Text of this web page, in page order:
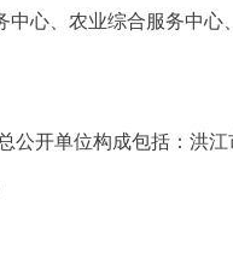
心、农业综合服务中心
公开单位构成包括：洪